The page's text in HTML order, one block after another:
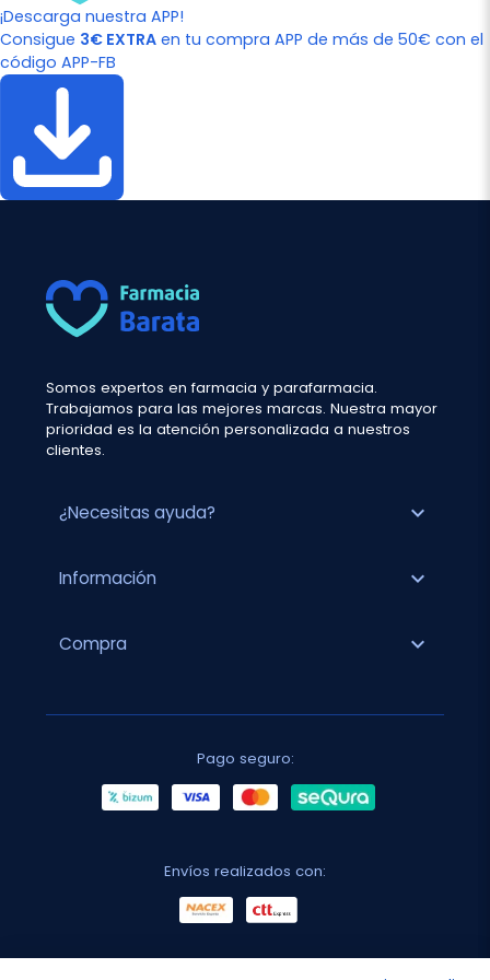
¡Descarga nuestra APP!
Consigue 3€ EXTRA en tu compra APP de más de 50€ con el
código APP-FB
Somos expertos en farmacia y parafarmacia.
Trabajamos para las mejores marcas. Nuestra mayor
prioridad es la atención personalizada a nuestros
clientes.
¿Necesitas ayuda? expand_more
Información expand_more
Compra expand_more
Pago seguro:
Envíos realizados con: